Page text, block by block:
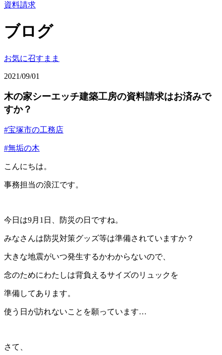
資料請求
ブログ
お気に召すまま
2021/09/01
木の家シーエッチ建築工房の資料請求はお済みで
すか？
#宝塚市の工務店
#無垢の木
こんにちは。
事務担当の浪江です。
今日は9月1日、防災の日ですね。
みなさんは防災対策グッズ等は準備されていますか？
大きな地震がいつ発生するかわからないので、
念のためにわたしは背負えるサイズのリュックを
準備してあります。
使う日が訪れないことを願っています…
さて、